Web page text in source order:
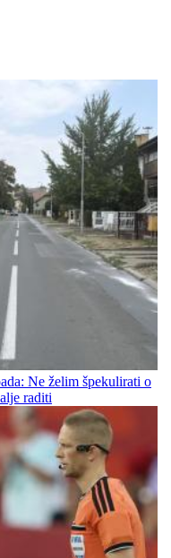
Ne želim špekulirati o
raditi